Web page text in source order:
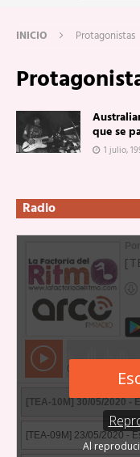
INICIO Protagonistas
que se
1 julio,
Radio